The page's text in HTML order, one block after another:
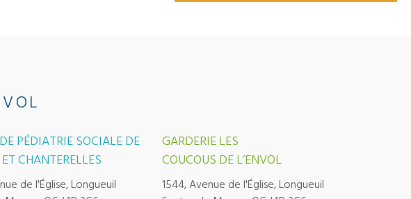
PÉDIATRIE SOCIALE DE
CHANTERELLES
de l'Église, Longueuil
GARDERIE LES
COUCOUS DE L’ENVOL
1544, Avenue de l'Église, Longueuil